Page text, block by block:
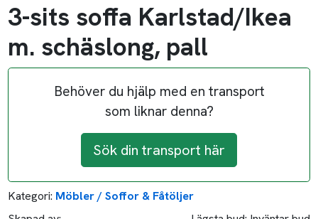
3-sits soffa Karlstad/Ikea
m. schäslong, pall
Behöver du hjälp med en transport
som liknar denna?
Sök din transport här
Kategori: Möbler / Soffor & Fåtöljer